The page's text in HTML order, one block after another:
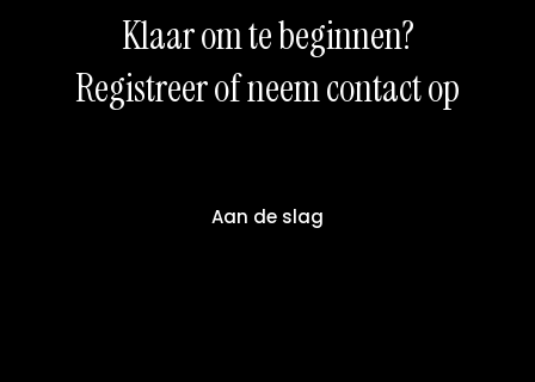
Klaar om te beginnen?
Registreer of neem contact op
Aan de slag